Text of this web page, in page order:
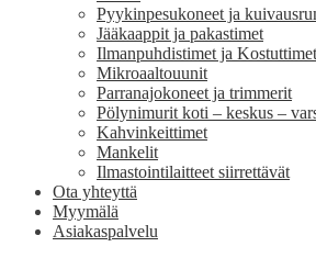
Pyykinpesukoneet ja
Jääkaappit ja pakastimet
Ilmanpuhdistimet ja Kostuttimet
Mikroaaltouunit
Parranajokoneet ja trimmerit
Pölynimurit koti – keskus –
Kahvinkeittimet
Mankelit
Ilmastointilaitteet siirrettävät
Ota yhteyttä
Myymälä
Asiakaspalvelu